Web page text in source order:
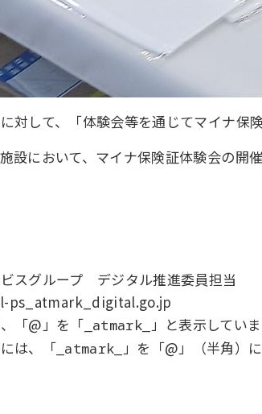
対して、「体験会等を通じてマイナ保
設において、マイナ保険証体験会の開
スグループ デジタル推進委員担当
ps_atmark_digital.go.jp
「@」を「 _atmark_ 」と表示していま
は、「 _atmark_ 」を「@」（半角）